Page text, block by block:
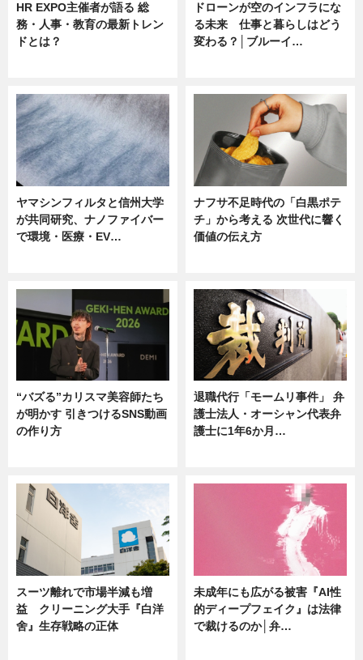
HR EXPO主催者が語る 総
務・人事・教育の最新トレン
ドとは？
ドローンが空のインフラにな
る未来 仕事と暮らしはどう
変わる？│ブルーイ…
ヤマシンフィルタと信州大学
が共同研究、ナノファイバー
で環境・医療・EV…
ナフサ不足時代の「白黒ポテ
チ」から考える 次世代に響く
価値の伝え方
“バズる”カリスマ美容師たち
が明かす 引きつけるSNS動画
の作り方
退職代行「モームリ事件」 弁
護士法人・オーシャン代表弁
護士に1年6か月…
スーツ離れで市場半減も増
益 クリーニング大手『白洋
舍』生存戦略の正体
未成年にも広がる被害『AI性
的ディープフェイク』は法律
で裁けるのか│弁…